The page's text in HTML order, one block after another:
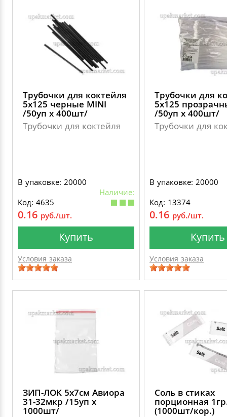
Трубочки для коктейля
5х125 черные MINI
/50уп х 400шт/
Трубочки для коктейля
В упаковке: 20000
Наличие:
Код: 4635
0.16 руб./шт.
Купить
Условия заказа
Трубочки для
5х125
/50уп х 400шт/
Трубочки для
В упаковке: 20000
Код: 13374
0.16 руб./шт.
Купить
Условия заказа
ЗИП-ЛОК 5х7см Авиора
31-32мкр /15уп х
1000шт/
Соль в стиках
порционная
(1000шт/кор.)